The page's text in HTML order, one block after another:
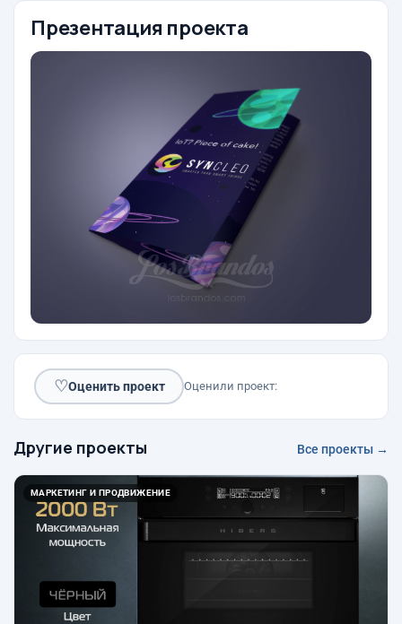
Презентация проекта
♡Оценить проект Оценили проект:
Другие проекты Все проекты →
МАРКЕТИНГ И ПРОДВИЖЕНИЕ